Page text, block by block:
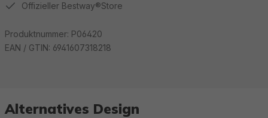
Offizieller Bestway®Store
Produktnummer: P06420
EAN / GTIN: 6941607318218
Alternatives Design